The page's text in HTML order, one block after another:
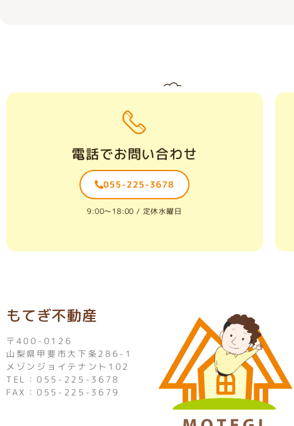
電話でお問い合わせ
055-225-3678
9:00〜18:00 / 定休水曜日
もてぎ不動産
〒400-0126
山梨県甲斐市大下条286-1
メゾンジョイテナント102
TEL：055-225-3678
FAX：055-225-3679